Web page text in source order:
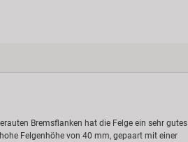
Bremsflanken hat die Felge ein sehr gutes
Felgenhöhe von 40 mm, gepaart mit einer